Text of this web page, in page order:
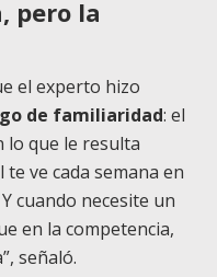
pero la
el experto hizo
de familiaridad: el
lo que le resulta
ve cada semana en
cuando necesite un
en la competencia,
señaló.